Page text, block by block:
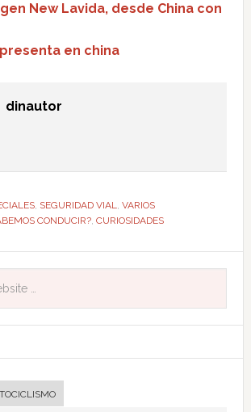
New Lavida, desde China con
en china
dinautor
, SEGURIDAD VIAL, VARIOS
CONDUCIR?, CURIOSIDADES